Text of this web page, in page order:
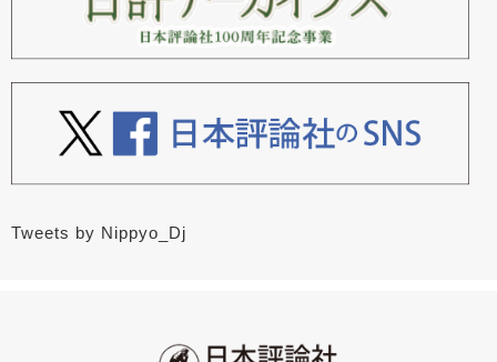
Tweets by Nippyo_Dj